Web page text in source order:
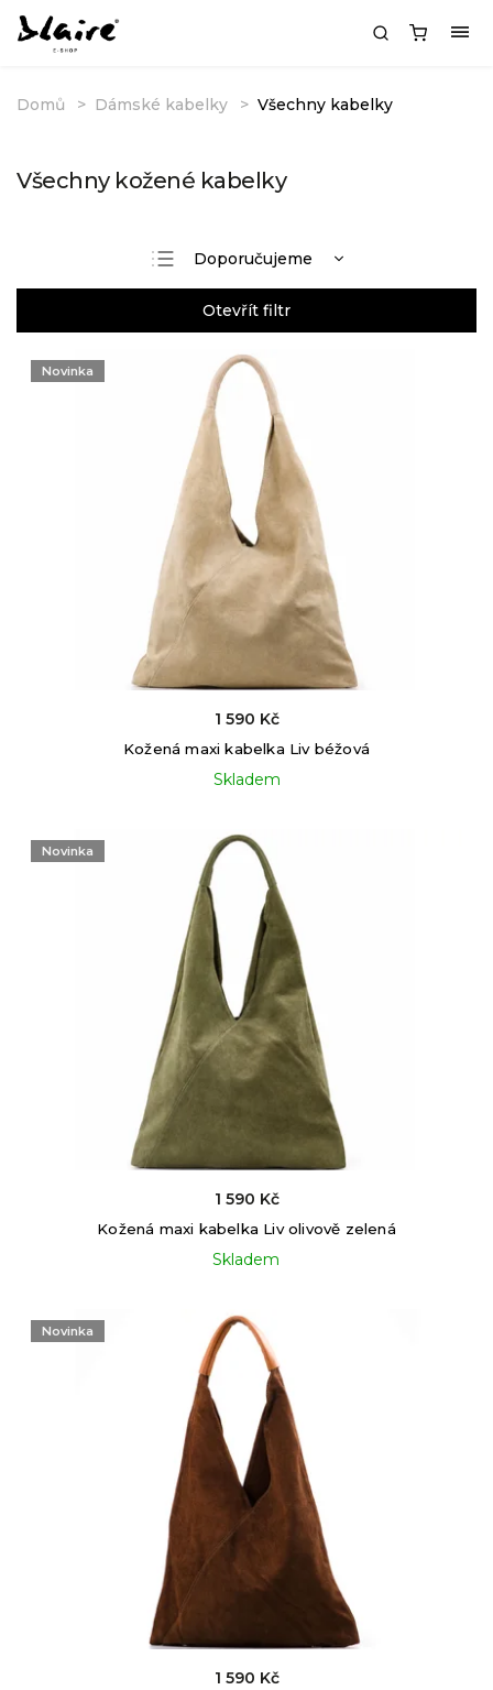
Domů Dámské kabelky Všechny kabelky
Všechny kožené kabelky
Doporučujeme
Nejlevnější
Nejdražší
Nejprodávanější
Abecedně
Otevřít filtr
Novinka
Kožená maxi kabelka Liv béžová
Skladem
1 590 Kč
Novinka
Kožená maxi kabelka Liv olivově zelená
Skladem
1 590 Kč
Novinka
1 590 Kč